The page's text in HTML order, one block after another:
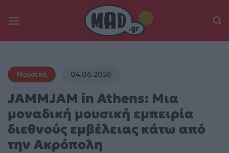
Μουσική 04.06.2026
JAMMJAM in Athens: Μια
μοναδική μουσική εμπειρία
διεθνούς εμβέλειας κάτω από
την Ακρόπολη